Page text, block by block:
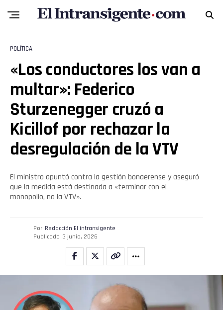
POLÍTICA
«Los conductores los van a
multar»: Federico
Sturzenegger cruzó a
Kicillof por rechazar la
desregulación de la VTV
El ministro apuntó contra la gestión bonaerense y aseguró
que la medida está destinada a «terminar con el
monopolio, no la VTV».
Por Redacción El intransigente
Publicado 3 junio, 2026
Flipboard
Reddit
Pinterest
Whatsapp
Email